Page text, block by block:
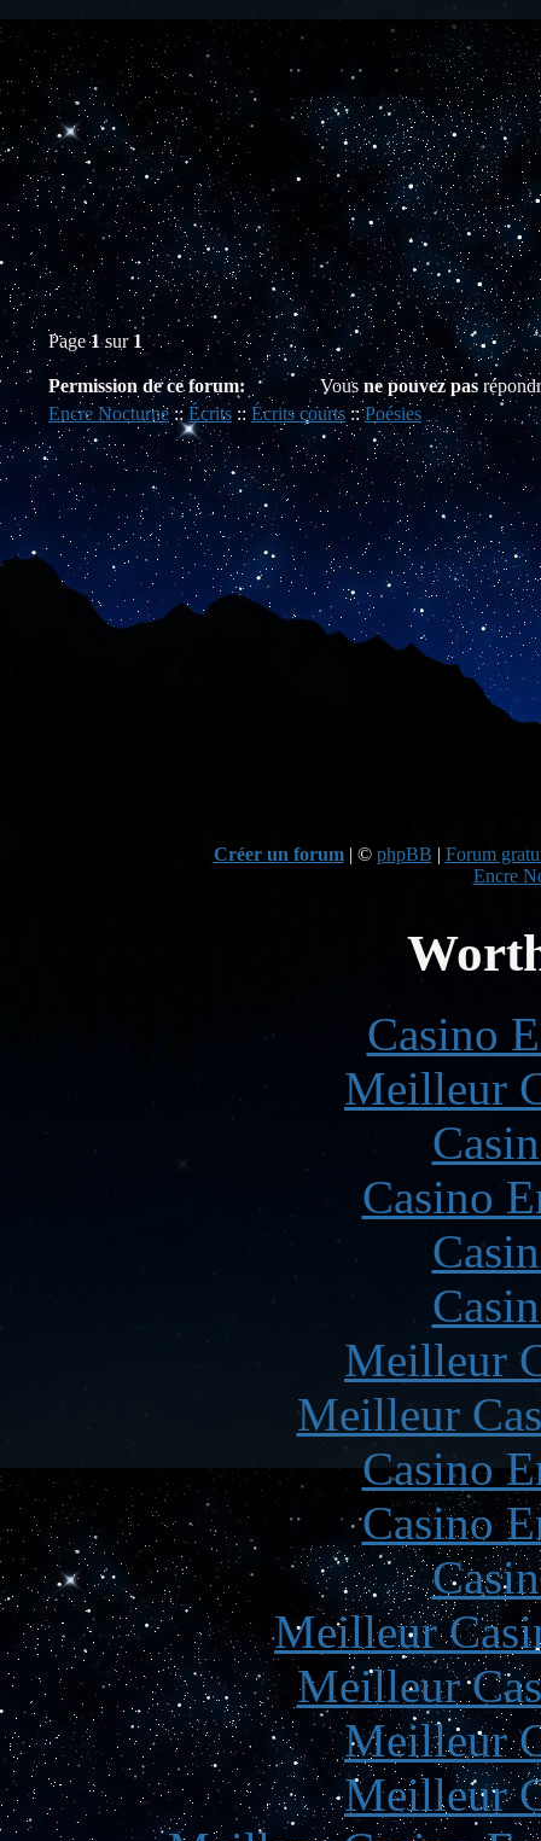
Page1sur 1
Permission de ce forum: Vous ne pouvez pas
Encre Nocturne :: Écrits :: Écrits courts ::Poésies
Créer un forum| © phpBB | Forum
Encre
Casino
Meilleur
Casino
Meilleur
Meilleur
Casino
Casino
Meilleur
Meilleur
Meilleur
Meilleur